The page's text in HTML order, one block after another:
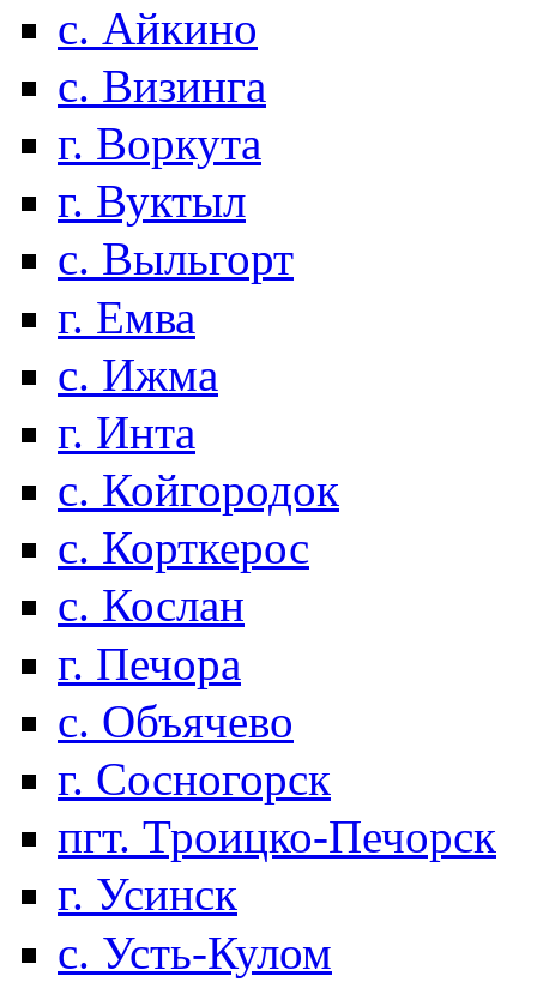
с. Айкино
с. Визинга
г. Воркута
г. Вуктыл
с. Выльгорт
г. Емва
с. Ижма
г. Инта
с. Койгородок
с. Корткерос
с. Кослан
г. Печора
с. Объячево
г. Сосногорск
пгт. Троицко-Печорск
г. Усинск
с. Усть-Кулом